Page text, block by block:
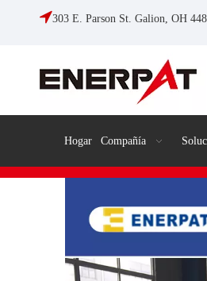
303 E. Parson St. Galion, OH
Hogar Compañía